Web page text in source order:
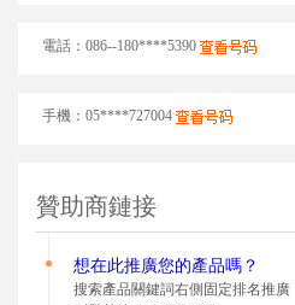
電話：086--180****5390
手機：05****727004
贊助商鏈接
想在此推廣您的產品嗎？
搜索產品關鍵詞右側固定排名推廣